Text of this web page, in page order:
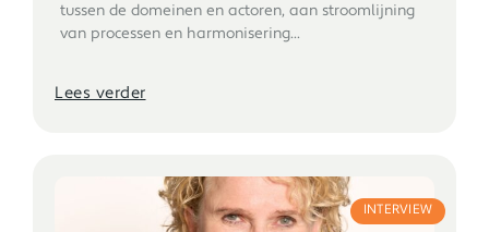
tussen de domeinen en actoren, aan stroomlijning
van processen en harmonisering...
Lees verder
INTERVIEW